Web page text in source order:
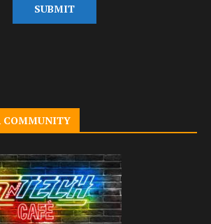
COMMUNITY